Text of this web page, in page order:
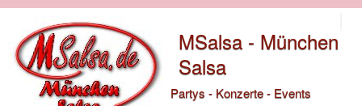
MSalsa - München
Salsa
Partys - Konzerte - Events